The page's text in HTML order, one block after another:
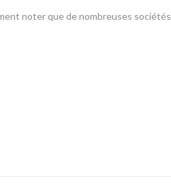
noter que de nombreuses